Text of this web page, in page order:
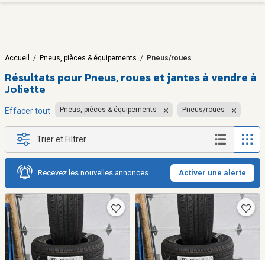
Accueil / Pneus, pièces & équipements / Pneus/roues
Résultats pour Pneus, roues et jantes à vendre à
Joliette
Effacer tout Pneus, pièces & équipements Pneus/roues
Trier et Filtrer
Recevez les nouvelles annonces Activer une alerte